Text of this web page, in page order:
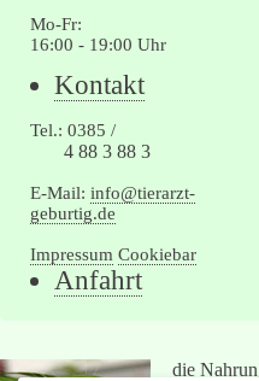
Mo-Fr:
16:00 - 19:00 Uhr
Navigation
Kontakt
Tel.: 0385 /
4 88 3 88 3
E-Mail: info@tierarzt-
geburtig.de
Impressum Cookiebar
Navigation
Anfahrt
die